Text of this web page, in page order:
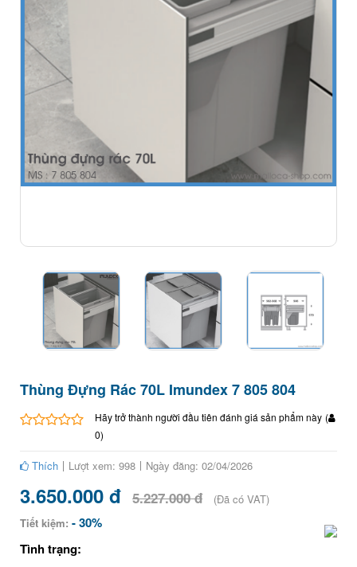
Thùng Đựng Rác 70L Imundex 7 805 804
Hãy trở thành người đầu tiên đánh giá sản phẩm này (
0)
Thích Lượt xem: 998 Ngày đăng: 02/04/2026
3.650.000 đ 5.227.000 đ
(Đã có VAT)
Tiết kiệm: - 30%
Tình trạng: